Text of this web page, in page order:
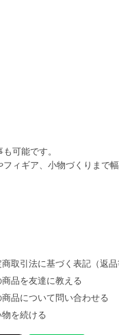
可能です。
ィギア、小物づくりまで
取引法に基づく表記（返品
商品を友達に教える
商品について問い合わせる
物を続ける